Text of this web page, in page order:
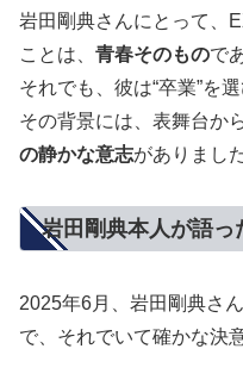
岩田剛典さんにとって、
ことは、 青春そのもので
それでも、彼は“卒業”を選
その背景には、表舞台か
の静かな意志がありました
岩田剛典本人が語っ
2025年6月、岩田剛典さ
で、それでいて確かな決